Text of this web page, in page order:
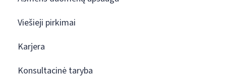
Viešieji pirkimai
Karjera
Konsultacinė taryba